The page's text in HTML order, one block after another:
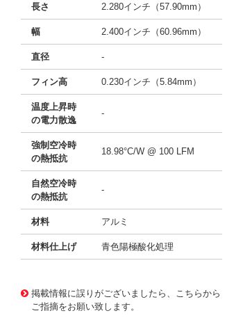
長さ 2.280インチ（57.90mm）
幅 2.400インチ（60.96mm）
直径 -
フィン高 0.230インチ（5.84mm）
温度上昇時
の電力散逸
-
強制空冷時
の熱抵抗
18.98°C/W @ 100 LFM
自然空冷時
の熱抵抗
-
材料 アルミ
材料仕上げ 青色陽極酸化処理
掲載情報に誤りがございましたら、こちらから
ご指摘をお願い致します。